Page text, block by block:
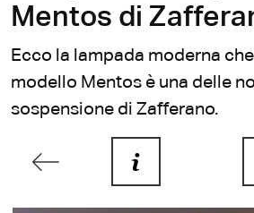
Mentos di
Ecco la lampada moderna che
modello Mentos è una delle
sospensione di Zafferano.